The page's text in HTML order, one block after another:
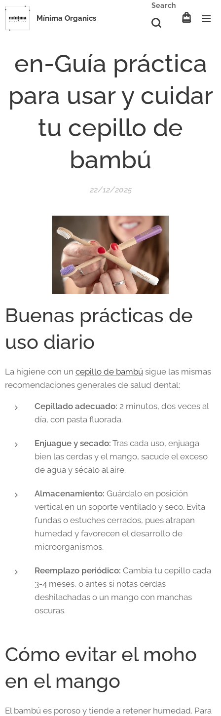
Mínima Organics
Search
en-Guía práctica
para usar y cuidar
tu cepillo de
bambú
22/12/2025
Buenas prácticas de
uso diario
La higiene con un cepillo de bambú sigue las mismas
recomendaciones generales de salud dental:
Cepillado adecuado: 2 minutos, dos veces al
día, con pasta fluorada.
Enjuague y secado: Tras cada uso, enjuaga
bien las cerdas y el mango, sacude el exceso
de agua y sécalo al aire.
Almacenamiento: Guárdalo en posición
vertical en un soporte ventilado y seco. Evita
fundas o estuches cerrados, pues atrapan
humedad y favorecen el desarrollo de
microorganismos.
Reemplazo periódico: Cambia tu cepillo cada
3-4 meses, o antes si notas cerdas
deshilachadas o un mango con manchas
oscuras.
Cómo evitar el moho
en el mango
El bambú es poroso y tiende a retener humedad. Para